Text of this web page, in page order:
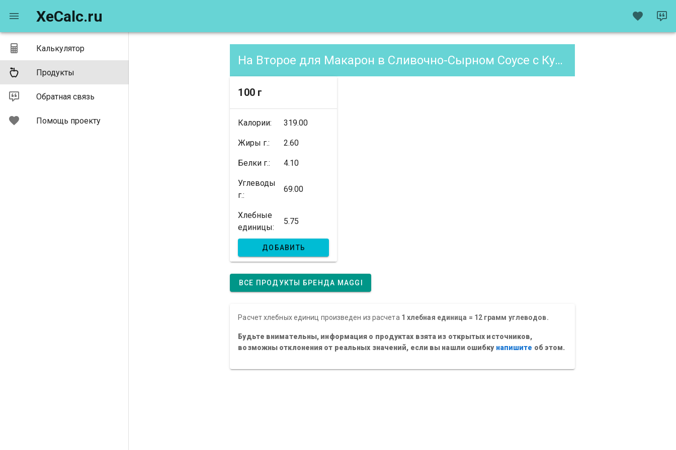
Калькулятор
Продукты
Обратная связь
Помощь проекту
XeCalc.ru
На Второе для Макарон в Сливочно-Сырном Соусе с Курицей и Грибами, содержание XE
100 г
Калории: 319.00
Жиры г.: 2.60
Белки г.: 4.10
Углеводы
г.:
69.00
Хлебные
единицы:
5.75
ДОБАВИТЬ
ВСЕ ПРОДУКТЫ БРЕНДА MAGGI
Расчет хлебных единиц произведен из расчета 1 хлебная единица = 12 грамм углеводов.
Будьте внимательны, информация о продуктах взята из открытых источников,
возможны отклонения от реальных значений, если вы нашли ошибку напишите об этом.